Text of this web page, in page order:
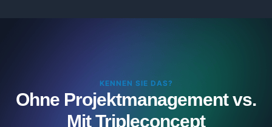
KENNEN SIE DAS?
Ohne Projektmanagement vs.
Mit Tripleconcept